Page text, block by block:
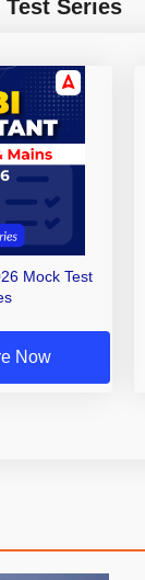
Series
Mock Test
Now